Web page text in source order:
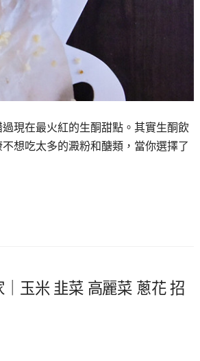
現在最火紅的生酮甜點。其實生酮飲
想吃太多的澱粉和醣類，當你選擇了
玉米 韭菜 高麗菜 蔥花 招